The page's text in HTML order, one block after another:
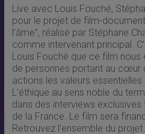
Live avec Louis Fouché,
pour le projet de film-
l’âme”, réalisé par Stéphane
comme intervenant principal.
Louis Fouché que ce film
de personnes portant au cœur
actions les valeurs essentielles
L’éthique au sens noble du
dans des interviews
de la France. Le film sera
Retrouvez l’ensemble du